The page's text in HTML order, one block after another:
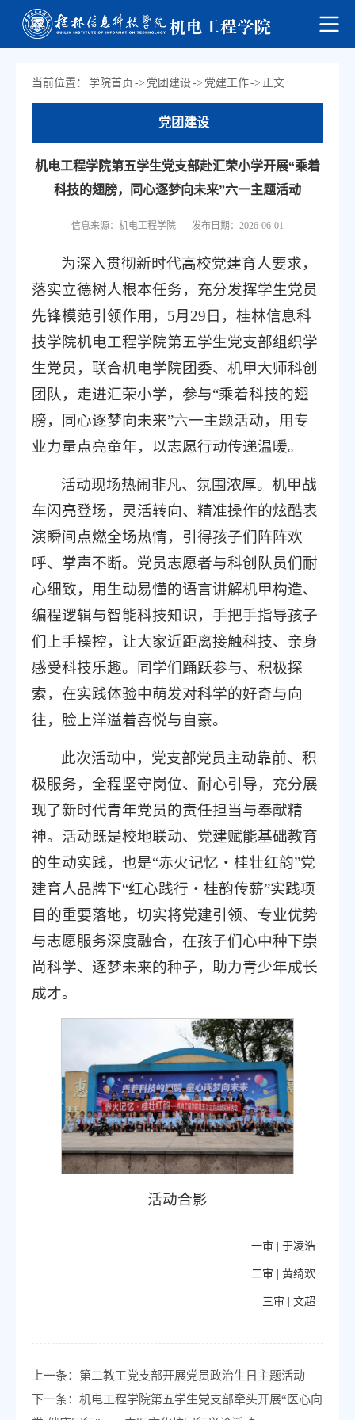
当前位置： 学院首页 -> 党团建设-> 党建工作-> 正文
党团建设
机电工程学院第五学生党支部赴汇荣小学开展“乘着
科技的翅膀，同心逐梦向未来”六一主题活动
信息来源：机电工程学院 发布日期：2026-06-01
为深入贯彻新时代高校党建育人要求，
落实立德树人根本任务，充分发挥学生党员
先锋模范引领作用，5月29日，桂林信息科
技学院机电工程学院第五学生党支部组织学
生党员，联合机电学院团委、机甲大师科创
团队，走进汇荣小学，参与“乘着科技的翅
膀，同心逐梦向未来”六一主题活动，用专
业力量点亮童年，以志愿行动传递温暖。
活动现场热闹非凡、氛围浓厚。机甲战
车闪亮登场，灵活转向、精准操作的炫酷表
演瞬间点燃全场热情，引得孩子们阵阵欢
呼、掌声不断。党员志愿者与科创队员们耐
心细致，用生动易懂的语言讲解机甲构造、
编程逻辑与智能科技知识，手把手指导孩子
们上手操控，让大家近距离接触科技、亲身
感受科技乐趣。同学们踊跃参与、积极探
索，在实践体验中萌发对科学的好奇与向
往，脸上洋溢着喜悦与自豪。
此次活动中，党支部党员主动靠前、积
极服务，全程坚守岗位、耐心引导，充分展
现了新时代青年党员的责任担当与奉献精
神。活动既是校地联动、党建赋能基础教育
的生动实践，也是“赤火记忆・桂壮红韵”党
建育人品牌下“红心践行・桂韵传薪”实践项
目的重要落地，切实将党建引领、专业优势
与志愿服务深度融合，在孩子们心中种下崇
尚科学、逐梦未来的种子，助力青少年成长
成才。
活动合影
一审 | 于凌浩
二审 | 黄绮欢
三审 | 文超
上一条： 第二教工党支部开展党员政治生日主题活动
下一条： 机电工程学院第五学生党支部牵头开展“医心向